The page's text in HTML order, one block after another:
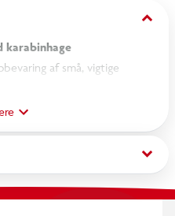
keyboard_arrow_down
karabinhage
af små, vigtige
og nøgler. Tasken er udstyret
kan fastgøres på
taske. Det lette design gør
keyboard_arrow_down